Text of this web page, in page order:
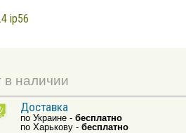
ip56
в наличии
Доставка
по Украине - бесплатно
по Харькову - бесплатно